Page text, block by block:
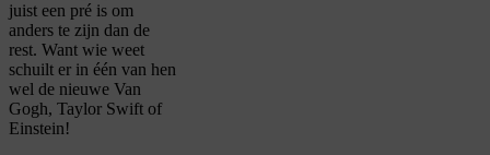
juist een pré is om
anders te zijn dan de
rest. Want wie weet
schuilt er in één van hen
wel de nieuwe Van
Gogh, Taylor Swift of
Einstein!